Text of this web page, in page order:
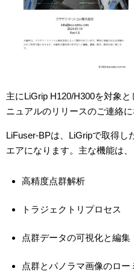
主にLiGrip H120/H300を対象
ニュアルのリリースのご連絡に
LiFuser-BPは、LiGripで取得し
エアになります。主な機能は、
高精度点群解析
トラジェクトリプロセス
点群データの可視化と編集
点群とパノラマ画像のロー